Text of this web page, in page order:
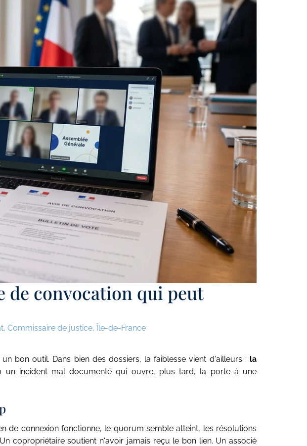
de convocation qui peut
, Commissaire de justice, Île-de-France
bon outil. Dans bien des dossiers, la faiblesse vient d'ailleurs : la
un incident mal documenté qui ouvre, plus tard, la porte à une
de connexion fonctionne, le quorum semble atteint, les résolutions
copropriétaire soutient n'avoir jamais reçu le bon lien. Un associé